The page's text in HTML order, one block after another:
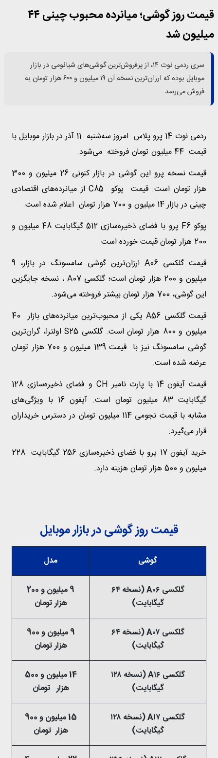
قیمت روز گوشی؛ میانرده محبوب چینی ۴۴
میلیون شد
سری ردمی نوت ۱۴، از پرفروش‌ترین گوشی‌های شیائومی در بازار
موبایل بوده که ارزان‌ترین نسخه آن ۱۹ میلیون و ۶۰۰ هزار تومان به
فروش می‌رسد
ردمی نوت 14 پرو پلاس امروز سه‌شنبه 11 آذر در بازار موبایل با
قیمت 44 میلیون تومان فروخته می‌شود.
قیمت نسخه پرو این گوشی در بازار کنونی 26 میلیون و 300
هزار تومان است. قیمت پوکو C85 از میانرده‌های اقتصادی
چینی در بازار 14 میلیون و 700 هزار تومان اعلام شده است.
پوکو F6 پرو با فضای ذخیره‌سازی 512 گیگابایت 48 میلیون و
200 هزار تومان قیمت خورده است.
قیمت گلکسی A06 ارزان‌ترین گوشی سامسونگ در بازار، 9
میلیون و 200 هزار تومان است؛ گلکسی A07 ، نسخه جایگزین
این گوشی، 700 هزار تومان بیشتر فروخته می‌شود.
قیمت گلکسی A56 یکی از محبوب‌ترین میانرده‌های بازار 40
میلیون و 800 هزار تومان است. گلکسی S25 اولترا، گران‌ترین
گوشی سامسونگ نیز با قیمت 139 میلیون و 700 هزار تومان
عرضه شده است.
قیمت آیفون 14 با پارت نامبر CH و فضای ذخیره‌سازی 128
گیگابایت 83 میلیون تومان است. آیفون 16 با ویژگی‌های
مشابه با قیمت نجومی 114 میلیون تومان در دسترس خریداران
قرار می‌گیرد.
خرید آیفون 17 پرو با فضای ذخیره‌سازی 256 گیگابایت 228
میلیون و 500 هزار تومان هزینه دارد.
قیمت روز گوشی در بازار موبایل
گوشی مدل
گلکسی A۰۶ (نسخه ۶۴
گیگابایت)
9 میلیون و 200
هزار تومان
گلکسی A۰۷ (نسخه ۶۴
گیگابایت)
9 میلیون و 900
هزار تومان
گلکسی A۱۶ (نسخه ۱۲۸
گیگابایت)
14 میلیون و 500
هزار تومان
گلکسی A۱۷ (نسخه ۱۲۸
گیگابایت)
15 میلیون و 900
هزار تومان